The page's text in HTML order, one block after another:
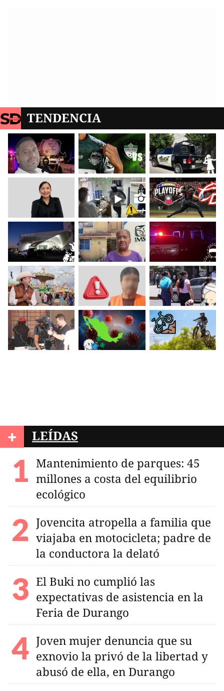
TENDENCIA
+ LEÍDAS
Mantenimiento de parques: 45
millones a costa del equilibrio
ecológico
Jovencita atropella a familia que
viajaba en motocicleta; padre de
la conductora la delató
El Buki no cumplió las
expectativas de asistencia en la
Feria de Durango
Joven mujer denuncia que su
exnovio la privó de la libertad y
abusó de ella, en Durango